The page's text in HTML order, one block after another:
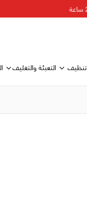
تنظيف التعبئة والتغليف